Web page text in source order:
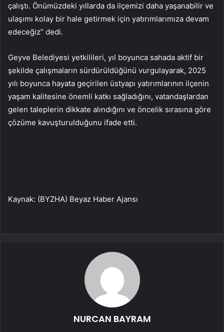
çalıştı. Önümüzdeki yıllarda da ilçemizi daha yaşanabilir ve
ulaşımı kolay bir hale getirmek için yatırımlarımıza devam
edeceğiz” dedi.
Geyve Belediyesi yetkilileri, yıl boyunca sahada aktif bir
şekilde çalışmaların sürdürüldüğünü vurgulayarak, 2025
yılı boyunca hayata geçirilen üstyapı yatırımlarının ilçenin
yaşam kalitesine önemli katkı sağladığını, vatandaşlardan
gelen taleplerin dikkate alındığını ve öncelik sırasına göre
çözüme kavuşturulduğunu ifade etti.
Kaynak: (BYZHA) Beyaz Haber Ajansı
NURCAN BAYRAM